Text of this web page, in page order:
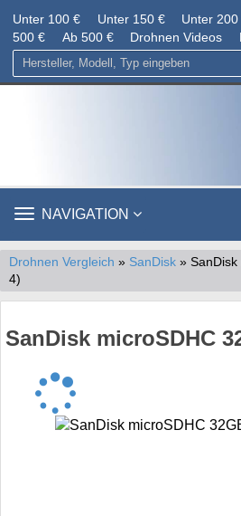
Unter 100 € Unter 150 € Unter 200
500 €
Ab 500 € Drohnen Videos
TOGGLE
NAVIGATION
Drohnen Vergleich » SanDisk » SanDisk
4)
SanDisk microSDHC